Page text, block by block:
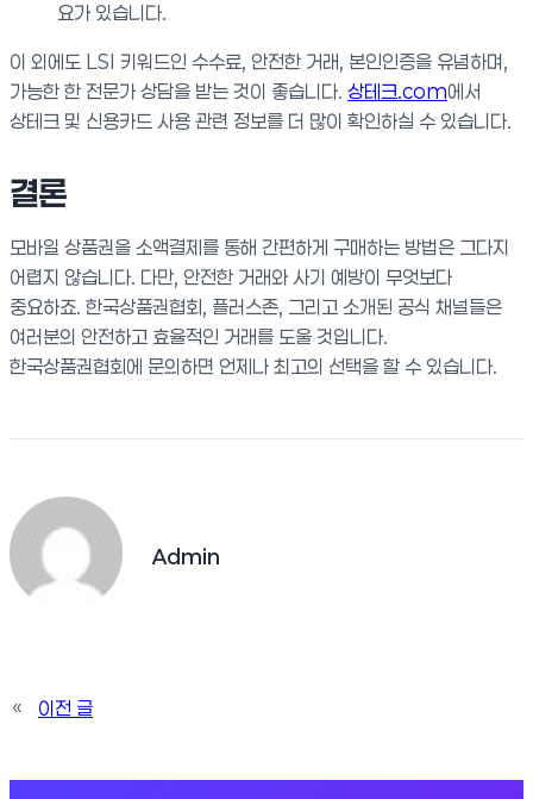
요가 있습니다.
이 외에도 LSI 키워드인 수수료, 안전한 거래, 본인인증을 유념하며,
가능한 한 전문가 상담을 받는 것이 좋습니다. 상테크.com에서
상테크 및 신용카드 사용 관련 정보를 더 많이 확인하실 수 있습니다.
결론
모바일 상품권을 소액결제를 통해 간편하게 구매하는 방법은 그다지
어렵지 않습니다. 다만, 안전한 거래와 사기 예방이 무엇보다
중요하죠. 한국상품권협회, 플러스존, 그리고 소개된 공식 채널들은
여러분의 안전하고 효율적인 거래를 도울 것입니다.
한국상품권협회에 문의하면 언제나 최고의 선택을 할 수 있습니다.
Admin
« 이전 글